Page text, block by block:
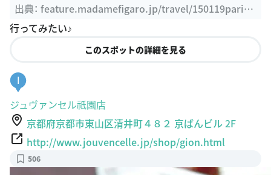
madame ...
出典： feature.madamefigaro.jp/travel/150119parisa
ndkyotoparfum2/58226.html
行ってみたい♪
このスポットの詳細を見る
I
ジュヴァンセル祇園店
京都府京都市東山区清井町４８２ 京ばんビル 2F
http://www.jouvencelle.jp/shop/gion.html
506